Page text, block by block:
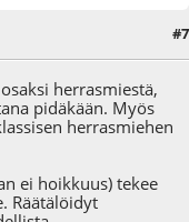
#7
herrasmiestä,
pidäkään. Myös
herrasmiehen
ei hoikkuus) tekee
Räätälöidyt